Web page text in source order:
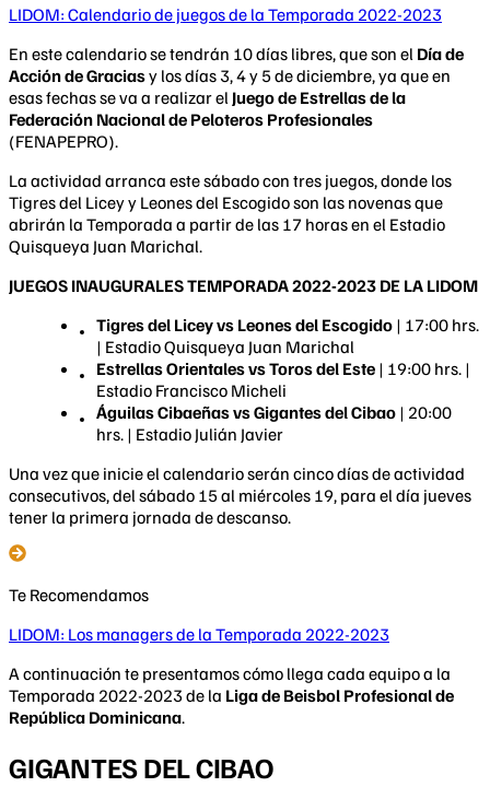
LIDOM: Calendario de juegos de la Temporada 2022-2023
En este calendario se tendrán 10 días libres, que son el Día de
Acción de Graciasy los días 3, 4 y 5 de diciembre, ya que en
esas fechas se va a realizar el Juego de Estrellas de la
Federación Nacional de Peloteros Profesionales
(FENAPEPRO).
La actividad arranca este sábado con tres juegos, donde los
Tigres del Licey y Leones del Escogido son las novenas que
abrirán la Temporada a partir de las 17 horas en el Estadio
Quisqueya Juan Marichal.
JUEGOS INAUGURALES TEMPORADA 2022-2023 DE LA LIDOM
Tigres del Licey vs Leones del Escogido | 17:00 hrs.
| Estadio Quisqueya Juan Marichal
Estrellas Orientales vs Toros del Este | 19:00 hrs. |
Estadio Francisco Micheli
Águilas Cibaeñas vs Gigantes del Cibao | 20:00
hrs. | Estadio Julián Javier
Una vez que inicie el calendario serán cinco días de actividad
consecutivos, del sábado 15 al miércoles 19, para el día jueves
tener la primera jornada de descanso.
Te Recomendamos
LIDOM: Los managers de la Temporada 2022-2023
A continuación te presentamos cómo llega cada equipo a la
Temporada 2022-2023 de la Liga de Beisbol Profesional de
República Dominicana.
GIGANTES DEL CIBAO